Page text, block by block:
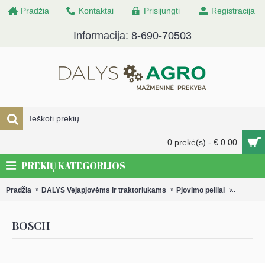
Pradžia Kontaktai Prisijungti Registracija
Informacija: 8-690-70503
0 prekė(s) - € 0.00
PREKIŲ KATEGORIJOS
Pradžia DALYS Vejapjovėms ir traktoriukams Pjovimo peiliai Pjovimo
BOSCH